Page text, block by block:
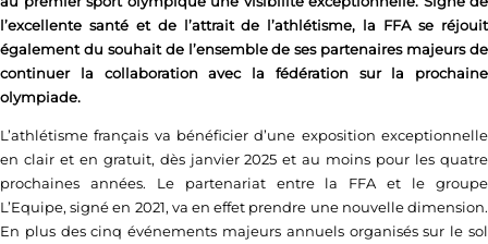
l’excellente santé et de l’attrait de l’athlétisme, la FFA se réjouit
également du souhait de l’ensemble de ses partenaires majeurs de
continuer la collaboration avec la fédération sur la prochaine
olympiade.
L’athlétisme français va bénéficier d’une exposition exceptionnelle
en clair et en gratuit, dès janvier 2025 et au moins pour les quatre
prochaines années. Le partenariat entre la FFA et le groupe
L’Equipe, signé en 2021, va en effet prendre une nouvelle dimension.
En plus des cinq événements majeurs annuels organisés sur le sol